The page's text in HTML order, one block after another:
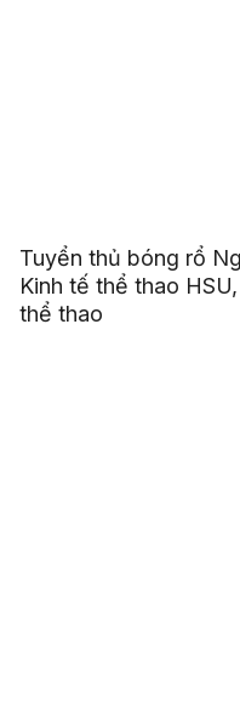
Tuyển thủ bóng rổ
Kinh tế thể thao
thể thao